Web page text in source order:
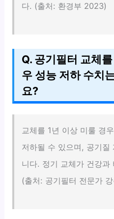
다. (출처: 환경부 2023)
Q. 공기필터 교체
우 성능 저하 수치
요?
교체를 1년 이상 미룰 경
저하될 수 있으며, 공기질
니다. 정기 교체가 건강과
(출처: 공기필터 전문가